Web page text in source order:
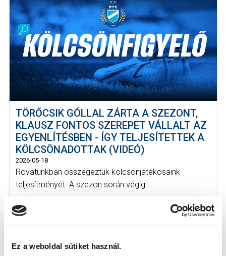
Ez a weboldal sütiket használ.
TÖRŐCSIK GÓLLAL ZÁRTA A SZEZONT,
KLAUSZ FONTOS SZEREPET VÁLLALT AZ
EGYENLÍTÉSBEN - ÍGY TELJESÍTETTEK A
KÖLCSÖNADOTTAK (VIDEÓ)
2026-05-18
Rovatunkban összegeztük kölcsönjátékosaink
teljesítményét. A szezon során végig...